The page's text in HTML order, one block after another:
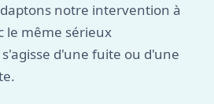
notre intervention à
le même sérieux
d'une fuite ou d'une